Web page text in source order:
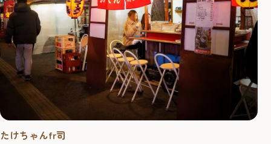
たけちゃんfr司